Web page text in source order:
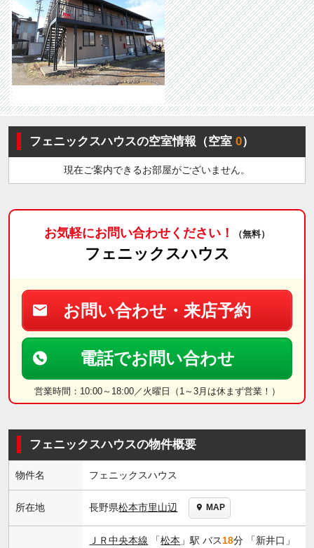
フェニックスハウスの空室情報（空室0）
現在ご案内できるお部屋がございません。
お気軽にお問い合わせください！ （無料）
フェニックスハウス
お問い合わせ・来店予約
電話でお問い合わせ
営業時間：10:00～18:00／火曜日（1～3月は休まず営業！）
フェニックスハウスの物件概要
物件名 フェニックスハウス
所在地 長野県松本市里山辺 MAP
ＪＲ中央本線 「松本 」駅 バス18分 「新井口」